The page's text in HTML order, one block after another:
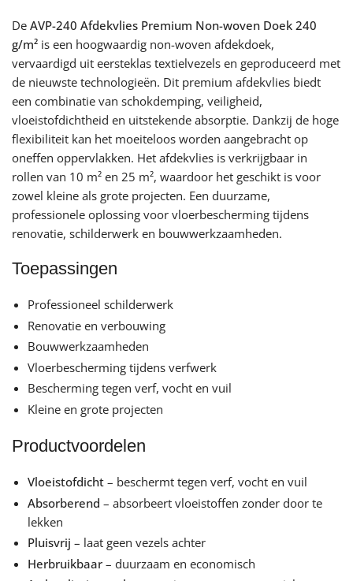
De AVP-240 Afdekvlies Premium Non-woven Doek 240
g/m² is een hoogwaardig non-woven afdekdoek,
vervaardigd uit eersteklas textielvezels en geproduceerd met
de nieuwste technologieën. Dit premium afdekvlies biedt
een combinatie van schokdemping, veiligheid,
vloeistofdichtheid en uitstekende absorptie. Dankzij de hoge
flexibiliteit kan het moeiteloos worden aangebracht op
oneffen oppervlakken. Het afdekvlies is verkrijgbaar in
rollen van 10 m² en 25 m², waardoor het geschikt is voor
zowel kleine als grote projecten. Een duurzame,
professionele oplossing voor vloerbescherming tijdens
renovatie, schilderwerk en bouwwerkzaamheden.
Toepassingen
Professioneel schilderwerk
Renovatie en verbouwing
Bouwwerkzaamheden
Vloerbescherming tijdens verfwerk
Bescherming tegen verf, vocht en vuil
Kleine en grote projecten
Productvoordelen
Vloeistofdicht – beschermt tegen verf, vocht en vuil
Absorberend – absorbeert vloeistoffen zonder door te
lekken
Pluisvrij – laat geen vezels achter
Herbruikbaar – duurzaam en economisch